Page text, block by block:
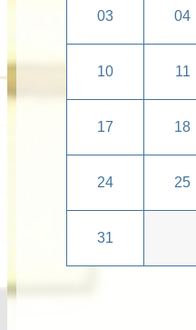
03 04
10 11
17 18
24 25
31